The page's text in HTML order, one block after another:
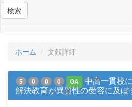
検索
ホーム 文献詳細
5 0 0 0 OA
中高一貫校
解決教育が異質性の受容に及ぼ